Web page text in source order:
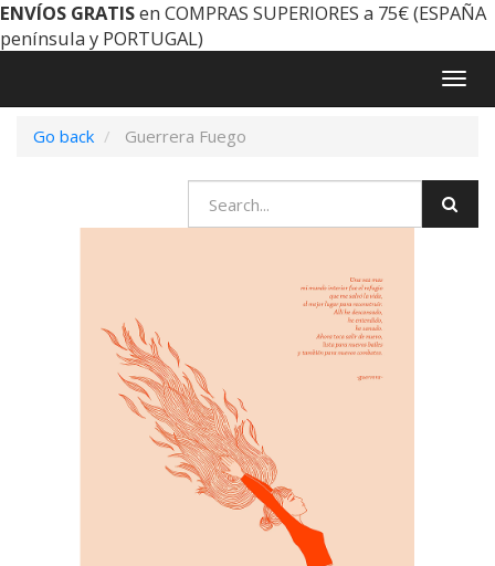
ENVÍOS GRATISen COMPRAS SUPERIORES a 75€ (ESPAÑA
península y PORTUGAL)
Go back
Guerrera Fuego